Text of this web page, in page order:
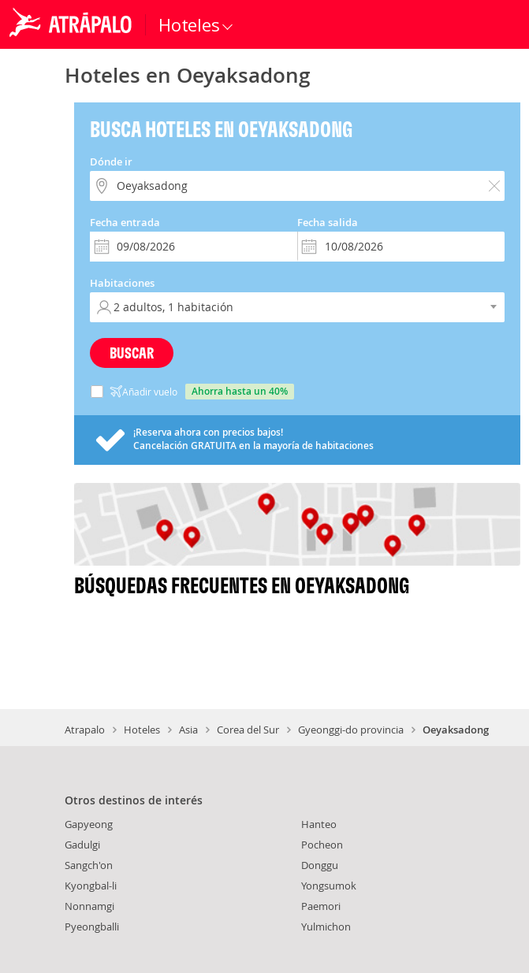
Hoteles
Hoteles en Oeyaksadong
BUSCA HOTELES EN OEYAKSADONG
Dónde ir
Fecha entrada Fecha salida
Habitaciones
BUSCAR
Añadir vuelo ahorra hasta un 40%
¡Reserva ahora con precios bajos!
Cancelación GRATUITAen la mayoría de habitaciones
BÚSQUEDAS FRECUENTES EN OEYAKSADONG
Atrapalo Hoteles Asia Corea del Sur Gyeonggi-do provincia Oeyaksadong
Otros destinos de interés
Gapyeong
Gadulgi
Sangch'on
Kyongbal-li
Nonnamgi
Pyeongballi
Hanteo
Pocheon
Donggu
Yongsumok
Paemori
Yulmichon